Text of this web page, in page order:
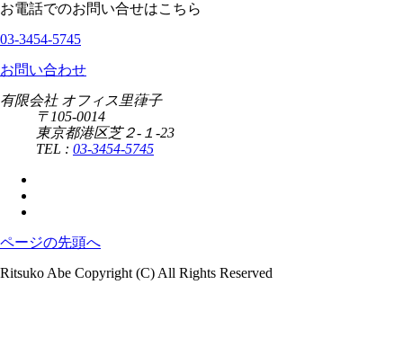
お電話でのお問い合せはこちら
03-3454-5745
お問い合わせ
有限会社 オフィス里葎子
〒105-0014
東京都港区芝２-１-23
TEL : 03-3454-5745
ページの先頭へ
Ritsuko Abe Copyright (C) All Rights Reserved